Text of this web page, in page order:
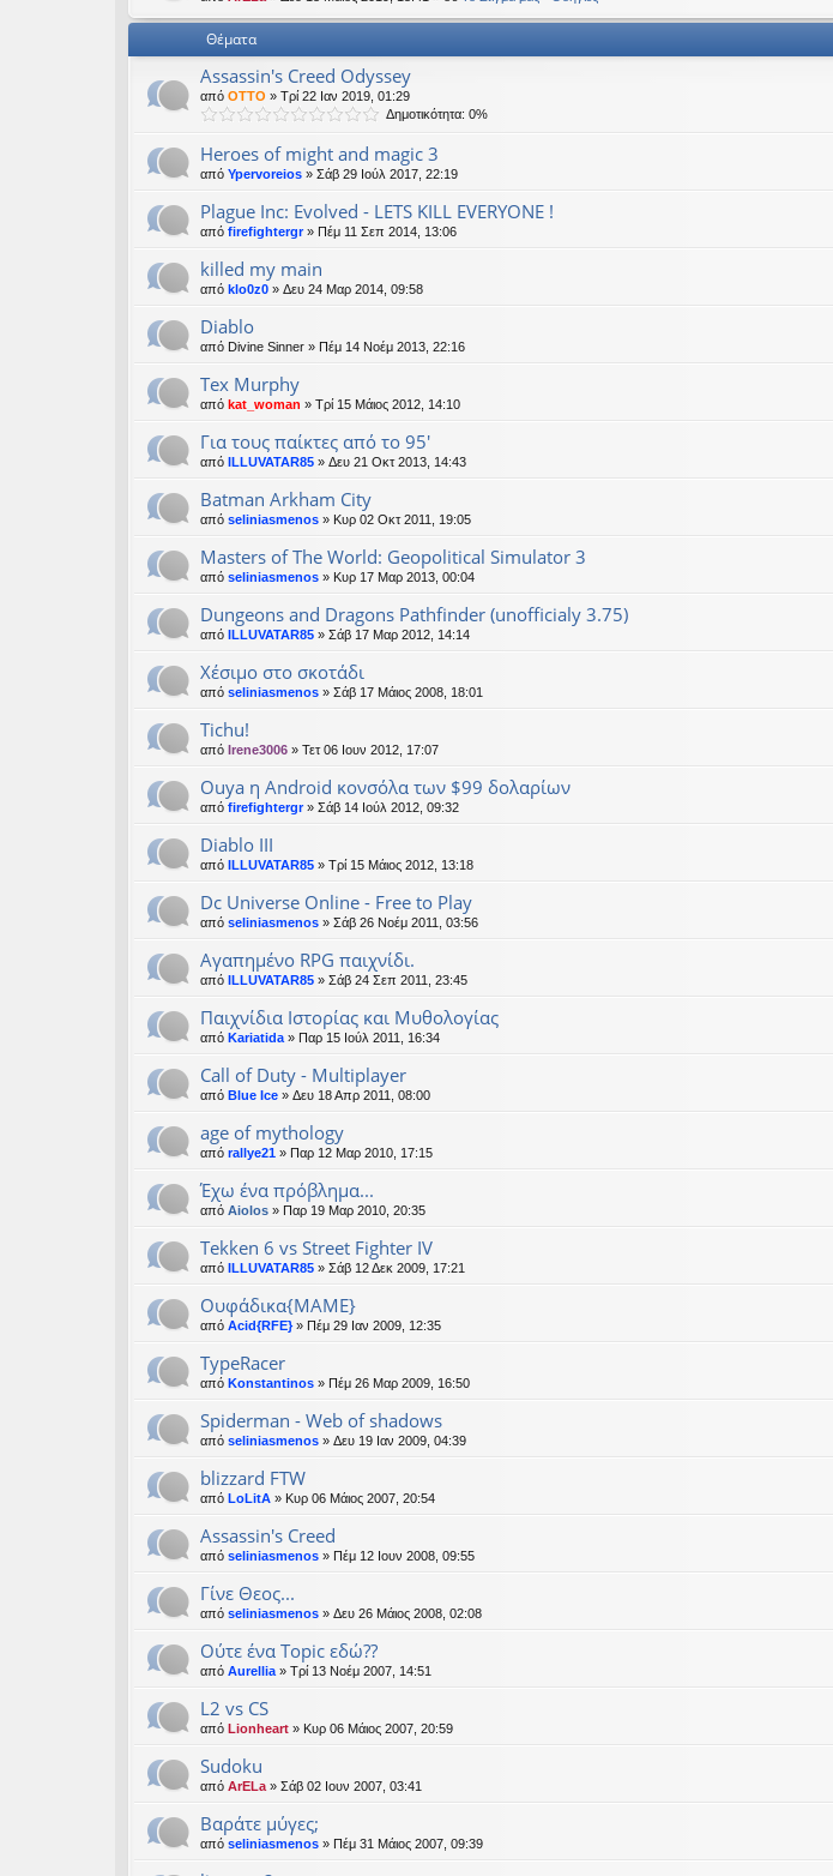
εις
Θέματα
Assassin's Creed Odyssey
από OTTO » Τρί 22 Ιαν 2019, 01:29
Δημοτικότητα: 0%
Heroes of might and magic 3
από Ypervoreios » Σάβ 29 Ιούλ 2017, 22:19
Plague Inc: Evolved - LETS KILL EVERYONE !
από firefightergr» Πέμ 11 Σεπ 2014, 13:06
killed my main
από klo0z0 » Δευ 24 Μαρ 2014, 09:58
Diablo
από Divine Sinner » Πέμ 14 Νοέμ 2013, 22:16
Tex Murphy
από kat_woman » Τρί 15 Μάιος 2012, 14:10
Για τους παίκτες από το 95'
από ILLUVATAR85 » Δευ 21 Οκτ 2013, 14:43
Batman Arkham City
από seliniasmenos » Κυρ 02 Οκτ 2011, 19:05
Masters of The World: Geopolitical Simulator 3
από seliniasmenos » Κυρ 17 Μαρ 2013, 00:04
Dungeons and Dragons Pathfinder (unofficialy 3.75)
από ILLUVATAR85 » Σάβ 17 Μαρ 2012, 14:14
Xέσιμο στο σκοτάδι
από seliniasmenos » Σάβ 17 Μάιος 2008, 18:01
Tichu!
από Irene3006 » Τετ 06 Ιουν 2012, 17:07
Ouya η Android κονσόλα των $99 δολαρίων
από firefightergr» Σάβ 14 Ιούλ 2012, 09:32
Diablo III
από ILLUVATAR85 » Τρί 15 Μάιος 2012, 13:18
Dc Universe Online - Free to Play
από seliniasmenos » Σάβ 26 Νοέμ 2011, 03:56
Αγαπημένο RPG παιχνίδι.
από ILLUVATAR85 » Σάβ 24 Σεπ 2011, 23:45
Παιχνίδια Ιστορίας και Μυθολογίας
από Kariatida » Παρ 15 Ιούλ 2011, 16:34
Call of Duty - Multiplayer
από Blue Ice » Δευ 18 Απρ 2011, 08:00
age of mythology
από rallye21 » Παρ 12 Μαρ 2010, 17:15
Έχω ένα πρόβλημα...
από Aiolos » Παρ 19 Μαρ 2010, 20:35
Tekken 6 vs Street Fighter IV
από ILLUVATAR85 » Σάβ 12 Δεκ 2009, 17:21
Ουφάδικα{ΜΑΜΕ}
από Acid{RFE}» Πέμ 29 Ιαν 2009, 12:35
TypeRacer
από Konstantinos » Πέμ 26 Μαρ 2009, 16:50
Spiderman - Web of shadows
από seliniasmenos » Δευ 19 Ιαν 2009, 04:39
blizzard FTW
από LoLitA » Κυρ 06 Μάιος 2007, 20:54
Assassin's Creed
από seliniasmenos » Πέμ 12 Ιουν 2008, 09:55
Γίνε Θεος...
από seliniasmenos » Δευ 26 Μάιος 2008, 02:08
Ούτε ένα Topic εδώ??
από Aurellia » Τρί 13 Νοέμ 2007, 14:51
L2 vs CS
από Lionheart » Κυρ 06 Μάιος 2007, 20:59
Sudoku
από ArELa » Σάβ 02 Ιουν 2007, 03:41
Βαράτε μύγες;
από seliniasmenos » Πέμ 31 Μάιος 2007, 09:39